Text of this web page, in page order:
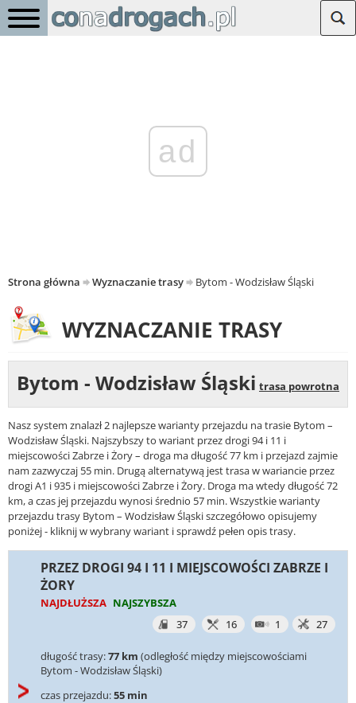
ad
Strona główna Wyznaczanie trasy Bytom - Wodzisław Śląski
WYZNACZANIE TRASY
Bytom - Wodzisław Śląski trasa powrotna
Nasz system znalazł 2 najlepsze warianty przejazdu na trasie Bytom –
Wodzisław Śląski. Najszybszy to wariant przez drogi 94 i 11 i
miejscowości Zabrze i Żory – droga ma długość 77 km i przejazd zajmie
nam zazwyczaj 55 min. Drugą alternatywą jest trasa w wariancie przez
drogi A1 i 935 i miejscowości Zabrze i Żory. Droga ma wtedy długość 72
km, a czas jej przejazdu wynosi średnio 57 min. Wszystkie warianty
przejazdu trasy Bytom – Wodzisław Śląski szczegółowo opisujemy
poniżej - kliknij w wybrany wariant i sprawdź pełen opis trasy.
PRZEZ DROGI 94 I 11 I MIEJSCOWOŚCI ZABRZE I
ŻORY
NAJDŁUŻSZA NAJSZYBSZA
37
16 1 27
długość trasy:77 km (odległość między miejscowościami
Bytom - Wodzisław Śląski)
czas przejazdu:55 min